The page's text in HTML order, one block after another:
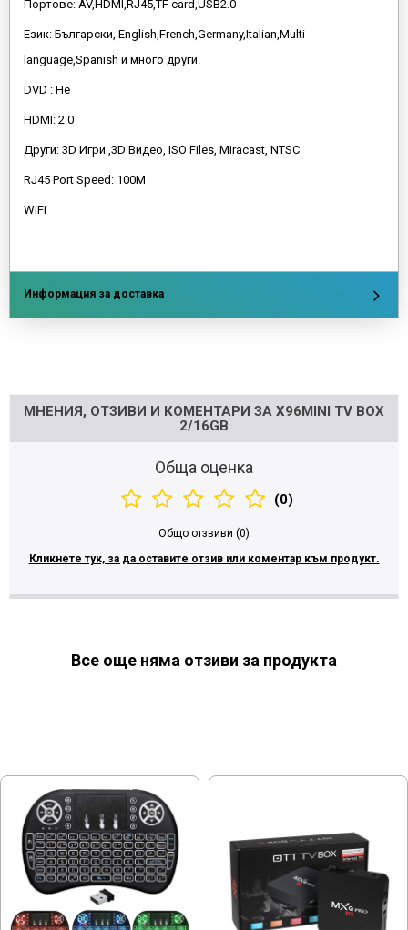
Портове: AV,HDMI,RJ45,TF card,USB2.0
Език: Български, English,French,Germany,Italian,Multi-
language,Spanish и много други.
DVD : Не
HDMI: 2.0
Други: 3D Игри ,3D Видео, ISO Files, Miracast, NTSC
RJ45 Port Speed: 100M
WiFi
Информация за доставка
МНЕНИЯ, ОТЗИВИ И КОМЕНТАРИ ЗА X96MINI TV BOX
2/16GB
Обща оценка
(0)
Общо отзвиви (0)
Кликнете тук, за да оставите отзив или коментар към продукт.
Все още няма отзиви за продукта